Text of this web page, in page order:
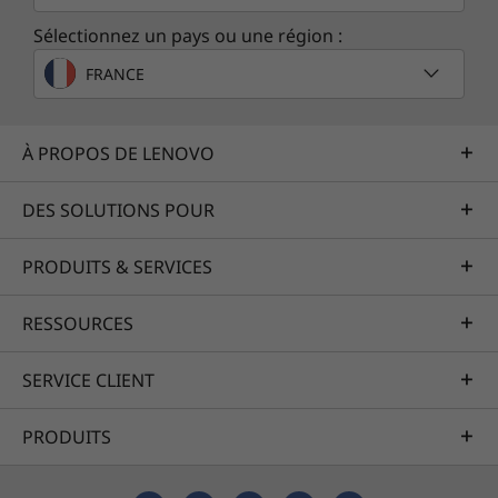
De plus, le clavier monté par le haut est facile à
réparer. Il est doté de touches anti-
arrachement à jupe intégrale pour éviter toute
dégradation éventuelle et résiste aux
Sélectionnez un pays ou une région :
FRANCE
À PROPOS DE LENOVO
DES SOLUTIONS POUR
PRODUITS & SERVICES
RESSOURCES
SERVICE CLIENT
PRODUITS